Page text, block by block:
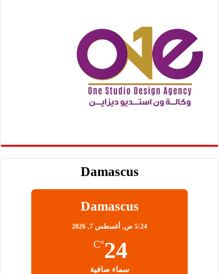
Damascus
Damascus
5:24 ص, أغسطس 7, 2026
24
°C
سماء صافية